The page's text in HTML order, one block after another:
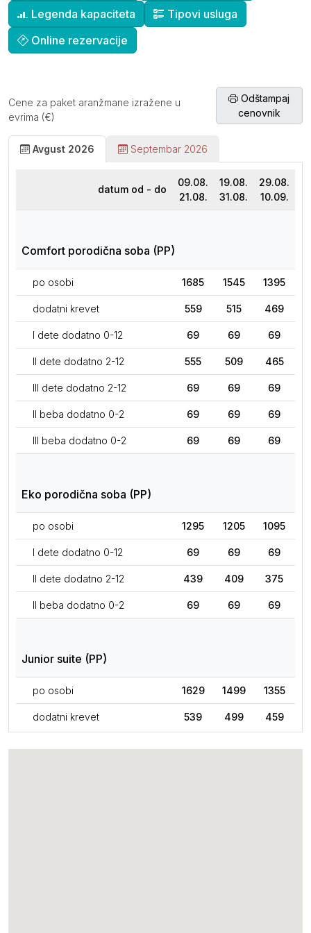
Cene za paket aranžmane izražene u
evrima (€)
Odštampaj
cenovnik
Avgust 2026 Septembar 2026
datum od - do
09.08.
21.08.
19.08.
31.08.
29.08.
10.09.
Comfort porodična soba (PP)
po osobi 1685 1545 1395
dodatni krevet 559 515 469
I dete dodatno 0-12 69 69 69
II dete dodatno 2-12 555 509 465
III dete dodatno 2-12 69 69 69
II beba dodatno 0-2 69 69 69
III beba dodatno 0-2 69 69 69
Eko porodična soba (PP)
po osobi 1295 1205 1095
I dete dodatno 0-12 69 69 69
II dete dodatno 2-12 439 409 375
II beba dodatno 0-2 69 69 69
Junior suite (PP)
po osobi 1629 1499 1355
dodatni krevet 539 499 459
Legenda kapaciteta
Tipovi usluga
Online rezervacije